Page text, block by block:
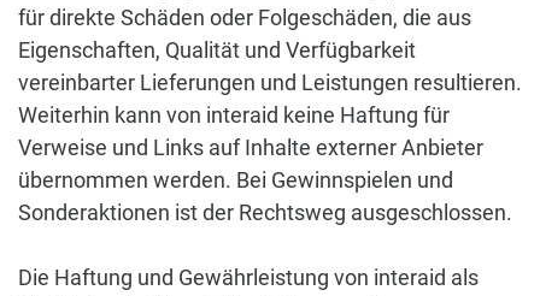
für direkte Schäden oder Folgeschäden, die aus
Eigenschaften, Qualität und Verfügbarkeit
vereinbarter Lieferungen und Leistungen resultieren.
Weiterhin kann von interaid keine Haftung für
Verweise und Links auf Inhalte externer Anbieter
übernommen werden. Bei Gewinnspielen und
Sonderaktionen ist der Rechtsweg ausgeschlossen.
Die Haftung und Gewährleistung von interaid als